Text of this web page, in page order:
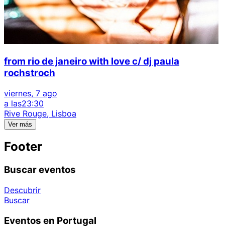
from rio de janeiro with love c/ dj paula
rochstroch
viernes, 7 ago
a las23:30
Rive Rouge, Lisboa
Ver más
Footer
Buscar eventos
Descubrir
Buscar
Eventos en Portugal